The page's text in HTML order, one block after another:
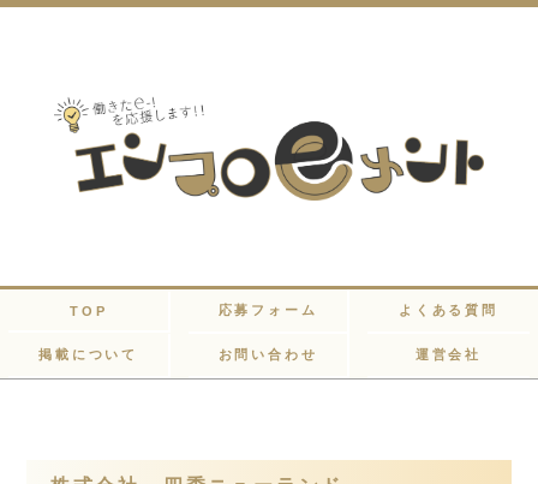
TOP 応募フォーム よくある質問
掲載について お問い合わせ 運営会社